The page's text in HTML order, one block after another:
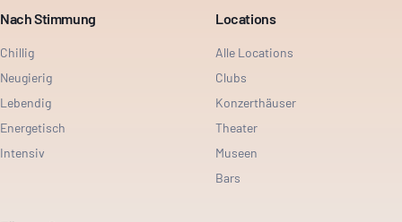
Nach Stimmung
Chillig
Neugierig
Lebendig
Energetisch
Intensiv
Locations
Alle Locations
Clubs
Konzerthäuser
Theater
Museen
Bars